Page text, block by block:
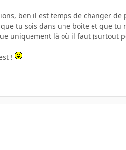
ben il est temps de changer de
tu sois dans une boite et que tu
uniquement là où il faut (surtout
!